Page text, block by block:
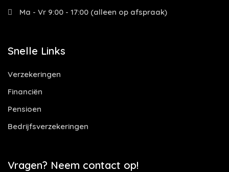
Ma - Vr 9:00 - 17:00 (alleen op afspraak)
Snelle Links
Verzekeringen
Financiën
Pensioen
Bedrijfsverzekeringen
Vragen? Neem contact op!